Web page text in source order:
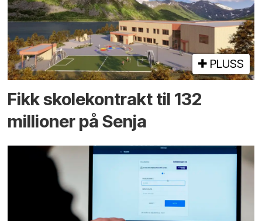
PLUSS
Fikk skole­kontrakt til 132
millioner på Senja